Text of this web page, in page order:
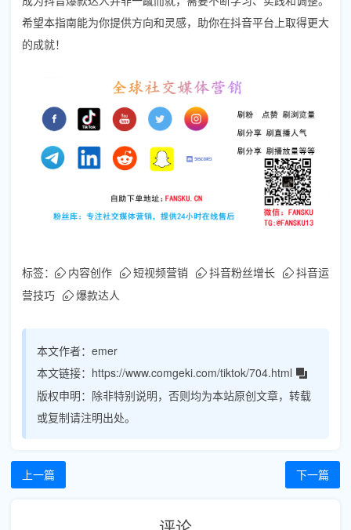
希望本指南能为你提供方向和灵感，助你在抖音平台上取得更大
的成就！
标签： 内容创作 短视频营销 抖音粉丝增长
抖音运
营技巧
爆款达人
本文作者： emer
本文链接： https://www.comgeki.com/tiktok/704.html
版权申明： 除非特别说明，否则均为本站原创文章，转载
或复制请注明出处。
上一篇 下一篇